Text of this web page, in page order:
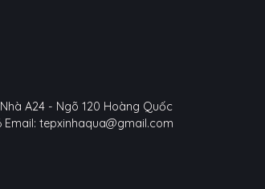
A24 - Ngõ 120 Hoàng Quốc
Email: tepxinhaqua@gmail.com